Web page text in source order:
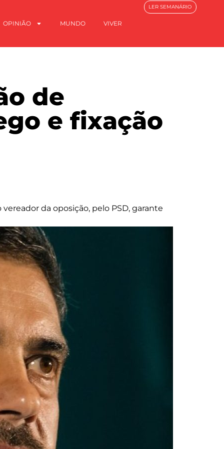
OPINIÃO MUNDO VIVER
LER SEMANÁRIO
de
e fixação
da oposição, pelo PSD, garante